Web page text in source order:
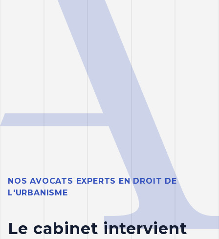
NOS AVOCATS EXPERTS EN DROIT DE
L'URBANISME
Le cabinet intervient